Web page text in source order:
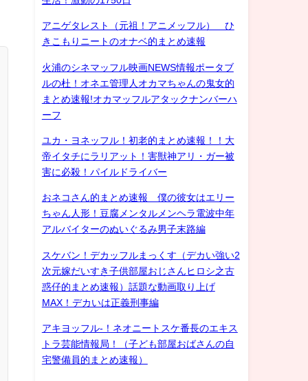
アニゲタレスト（元祖！アニメッフル） ひ
きこもりニートのオナベ的まとめ速報
火浦のシネマッフル映画NEWS情報ポータブ
ルの杜！オネエ管理人オカマちゃんの鬼女的
まとめ速報!オカマッフルアタックナンバーハ
ーフ
ユカ・ヨネッフル！初老的まとめ速報！！大
帝イタチにラリアット！害獣神アリ・ガー被
害に必殺！パイルドライバー
おネコさん的まとめ速報 僕の彼女はエリー
ちゃん人形！豆腐メンタルメンヘラ電波中年
アルバイターのぬいぐるみ男子末路編
スケバン！デカッフルまっくす（デカい強い2
次元嫁だいすき子供部屋おじさんヒロシ之古
惑仔的まとめ速報）話題な動画取り上げ
MAX！デカいは正義刑事編
アキヨッフル-！ネオニートスケ番長のエキス
トラ芸能情報局！（子ども部屋おばさんの自
宅警備員的まとめ速報）